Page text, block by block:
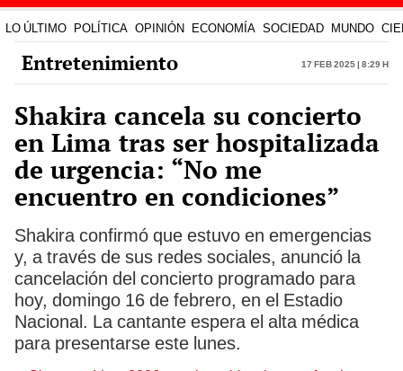
LO ÚLTIMO POLÍTICA OPINIÓN ECONOMÍA SOCIEDAD MUNDO
Entretenimiento 17 Feb 2025 | 8:29 h
Shakira cancela su concierto
en Lima tras ser hospitalizada
de urgencia: “No me
encuentro en condiciones”
Shakira confirmó que estuvo en emergencias
y, a través de sus redes sociales, anunció la
cancelación del concierto programado para
hoy, domingo 16 de febrero, en el Estadio
Nacional. La cantante espera el alta médica
para presentarse este lunes.